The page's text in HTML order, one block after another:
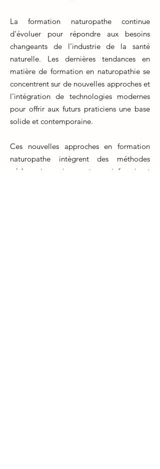
La formation naturopathe continue
d'évoluer pour répondre aux besoins
changeants de l'industrie de la santé
naturelle. Les dernières tendances en
matière de formation en naturopathie se
concentrent sur de nouvelles approches et
l'intégration de technologies modernes
pour offrir aux futurs praticiens une base
solide et contemporaine.
Ces nouvelles approches en formation
naturopathe intègrent des méthodes
pédagogiques innovantes qui favorisent